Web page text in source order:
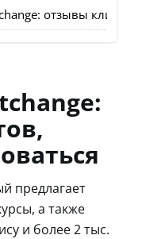
отзывы
предлагает
а также
и более 2 тыс.